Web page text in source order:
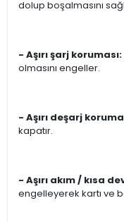
dolup boşalmasını
- Aşırı şarj koruması:
olmasını engeller.
- Aşırı deşarj
kapatır.
- Aşırı akım / kısa
engelleyerek kartı ve